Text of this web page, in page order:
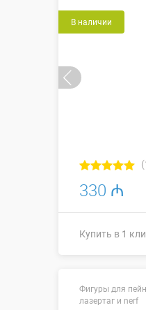
В наличии
330 ₼
Купить в 1
Фигуры для
лазертаг и nerf